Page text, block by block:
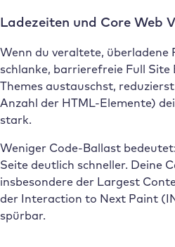
Ladezeiten und Core Web
Wenn du veraltete, überladene
schlanke, barrierefreie Full Site
Themes austauschst,
Anzahl der HTML-Elemente)
stark.
Weniger Code-Ballast
Seite deutlich schneller. Deine
insbesondere der Largest
der Interaction to Next Paint
spürbar.